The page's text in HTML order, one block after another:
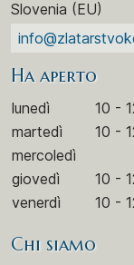
Slovenia (EU)
Ha aperto
lunedì 10 -
martedì
10 -
mercoledì
giovedì
10 -
venerdì
10 -
Chi siamo